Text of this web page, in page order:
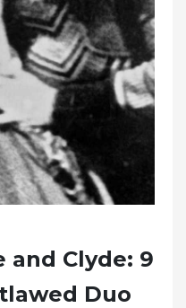
and Clyde: 9
Duo